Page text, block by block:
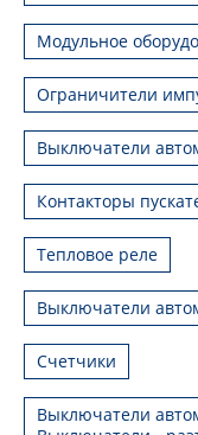
Модульное
Ограничители
Выключатели
Контакторы
Тепловое реле
Выключатели
Счетчики
Выключатели